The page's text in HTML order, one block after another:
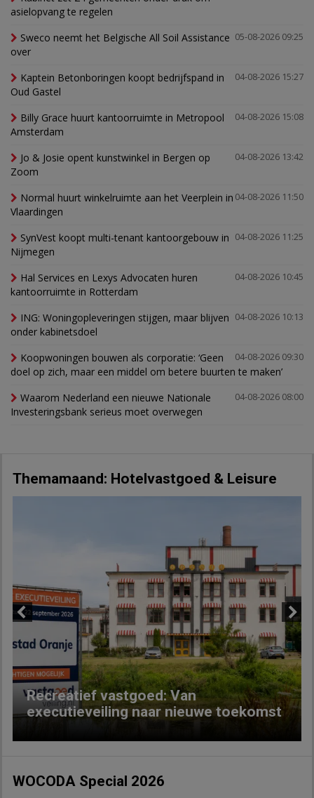
asielopvang te regelen
05-08-2026 09:25
Sweco neemt het Belgische All Soil Assistance
over
04-08-2026 15:27
Kaptein Betonboringen koopt bedrijfspand in
Oud Gastel
04-08-2026 15:08
Billy Grace huurt kantoorruimte in Metropool
Amsterdam
04-08-2026 13:42
Jo & Josie opent kunstwinkel in Bergen op
Zoom
04-08-2026 11:50
Normal huurt winkelruimte aan het Veerplein in
Vlaardingen
04-08-2026 11:25
SynVest koopt multi-tenant kantoorgebouw in
Nijmegen
04-08-2026 10:45
Hal Services en Lexys Advocaten huren
kantoorruimte in Rotterdam
04-08-2026 10:13
ING: Woningopleveringen stijgen, maar blijven
onder kabinetsdoel
04-08-2026 09:30
Koopwoningen bouwen als corporatie: ‘Geen
doel op zich, maar een middel om betere buurten te maken’
04-08-2026 08:00
Waarom Nederland een nieuwe Nationale
Investeringsbank serieus moet overwegen
Themamaand: Hotelvastgoed & Leisure
Recreatief vastgoed: Van
executieveiling naar nieuwe toekomst
Next
WOCODA Special 2026